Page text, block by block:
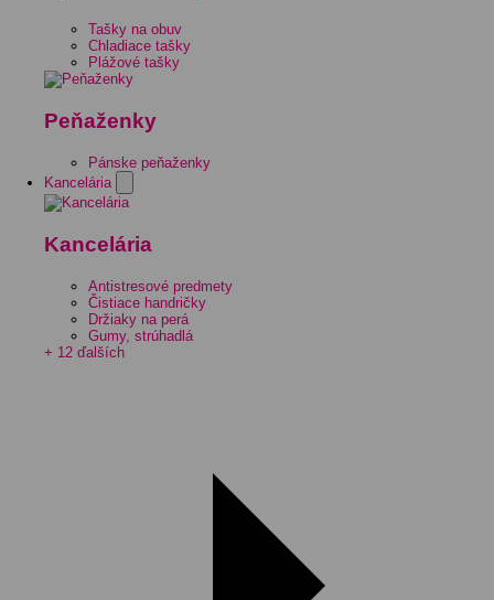
Tašky na obuv
Chladiace tašky
Plážové tašky
Peňaženky
Pánske peňaženky
Kancelária
Kancelária
Antistresové predmety
Čistiace handričky
Držiaky na perá
Gumy, strúhadlá
+ 12 ďalších